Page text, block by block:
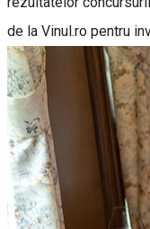
de la Vinul.ro pentru